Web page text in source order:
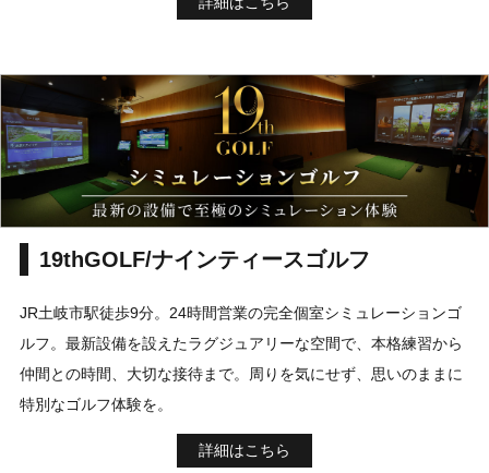
19thGOLF/ナインティースゴルフ
JR土岐市駅徒歩9分。24時間営業の完全個室シミュレーションゴ
ルフ。最新設備を設えたラグジュアリーな空間で、本格練習から
仲間との時間、大切な接待まで。周りを気にせず、思いのままに
特別なゴルフ体験を。
詳細はこちら